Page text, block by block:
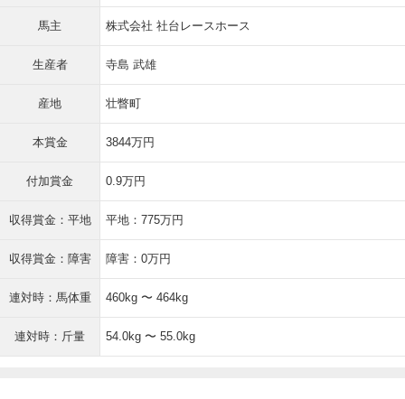
馬主 株式会社 社台レースホース
生産者 寺島 武雄
産地 壮瞥町
本賞金 3844万円
付加賞金 0.9万円
収得賞金：平地 平地：775万円
収得賞金：障害 障害：0万円
連対時：馬体重 460kg 〜 464kg
連対時：斤量 54.0kg 〜 55.0kg